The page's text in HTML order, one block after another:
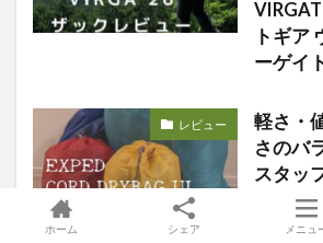
トギア
ーゲイ
レビュー
軽さ・
さのバ
スタッ
ホーム シェア メニュ